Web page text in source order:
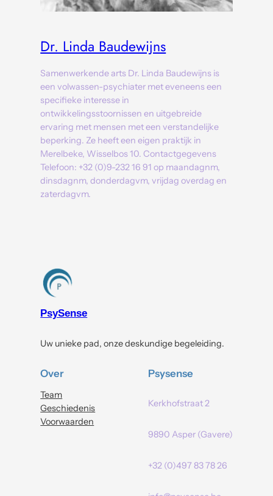
Dr. Linda Baudewijns
Samenwerkende arts Dr. Linda Baudewijns is
een volwassen-psychiater met eveneens een
specifieke interesse in
ontwikkelingsstoornissen en uitgebreide
ervaring met mensen met een verstandelijke
beperking. Ze heeft een eigen praktijk in
Merelbeke, Wisselbos 10. Contactgegevens
Telefoon: +32 (0)9-232 16 91 op maandagnm,
dinsdagnm, donderdagvm, vrijdag overdag en
zaterdagvm.
PsySense
Uw unieke pad, onze deskundige begeleiding.
Over
Team
Geschiedenis
Voorwaarden
Psysense
Kerkhofstraat 2
9890 Asper (Gavere)
+32 (0)497 83 78 26